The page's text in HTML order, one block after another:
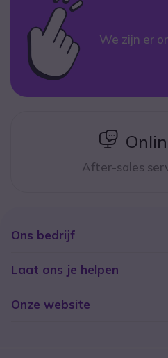
We zijn er
icon
After-sales
Ons bedrijf
Laat ons je helpen
Onze website